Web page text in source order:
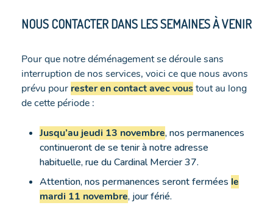
NOUS CONTACTER DANS LES SEMAINES À VENIR
Pour que notre déménagement se déroule sans
interruption de nos services, voici ce que nous avons
prévu pour rester en contact avec voustout au long
de cette période :
Jusqu’au jeudi 13 novembre, nos permanences
continueront de se tenir à notre adresse
habituelle, rue du Cardinal Mercier 37.
Attention, nos permanences seront fermées le
mardi 11 novembre, jour férié.